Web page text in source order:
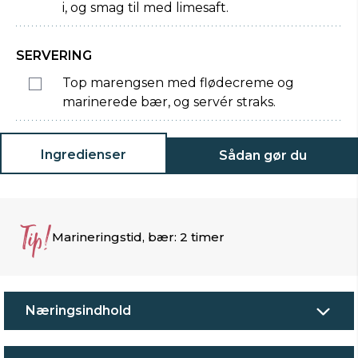
i, og smag til med limesaft.
SERVERING
Top marengsen med flødecreme og
marinerede bær, og servér straks.
Ingredienser Sådan gør du
Tip!Marineringstid, bær: 2 timer
Næringsindhold